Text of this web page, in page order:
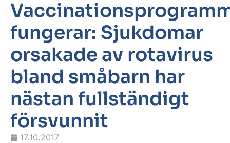
fungerar: Sjukdomar
orsakade av rotavirus
bland småbarn har
nästan fullständigt
försvunnit
17.10.2017